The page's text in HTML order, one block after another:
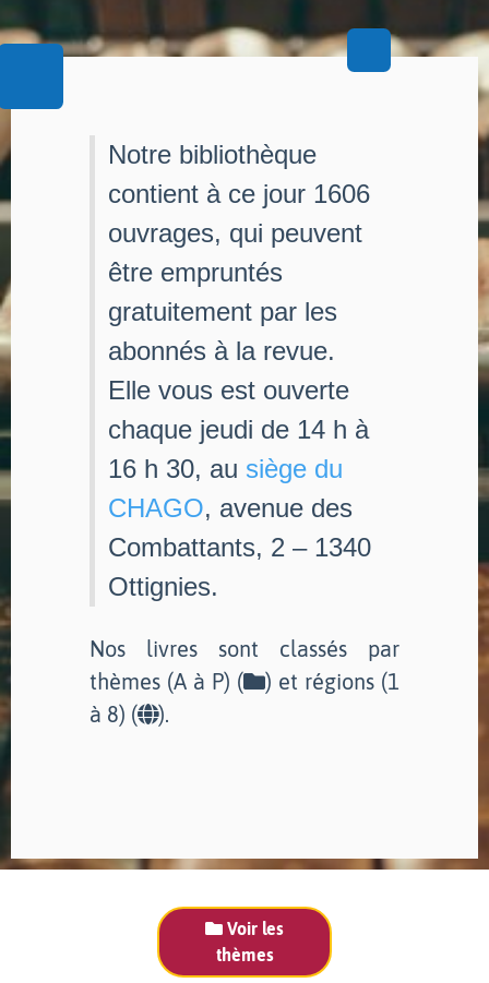
Notre bibliothèque
contient à ce jour 1606
ouvrages, qui peuvent
être empruntés
gratuitement par les
abonnés à la revue.
Elle vous est ouverte
chaque jeudi de 14 h à
16 h 30, au siège du
CHAGO, avenue des
Combattants, 2 – 1340
Ottignies.
Nos livres sont classés par
thèmes (A à P) (
) et régions (1
à 8) (
).
Voir les
thèmes